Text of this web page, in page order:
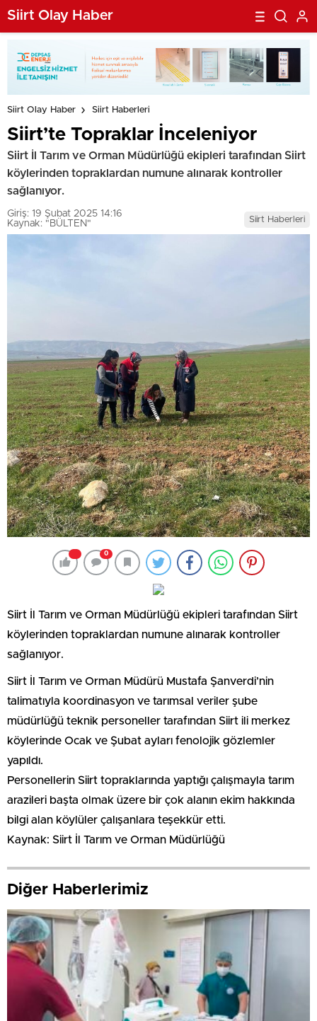
Siirt Olay Haber
Siirt Olay Haber Siirt Haberleri
Siirt’te Topraklar İnceleniyor
Siirt İl Tarım ve Orman Müdürlüğü ekipleri tarafından Siirt
köylerinden topraklardan numune alınarak kontroller
sağlanıyor.
Giriş: 19 Şubat 2025 14:16
Kaynak: "BÜLTEN"
Siirt Haberleri
0
Siirt İl Tarım ve Orman Müdürlüğü ekipleri tarafından Siirt
köylerinden topraklardan numune alınarak kontroller
sağlanıyor.
Siirt İl Tarım ve Orman Müdürü Mustafa Şanverdi’nin
talimatıyla koordinasyon ve tarımsal veriler şube
müdürlüğü teknik personeller tarafından Siirt ili merkez
köylerinde Ocak ve Şubat ayları fenolojik gözlemler
yapıldı.
Personellerin Siirt topraklarında yaptığı çalışmayla tarım
arazileri başta olmak üzere bir çok alanın ekim hakkında
bilgi alan köylüler çalışanlara teşekkür etti.
Kaynak: Siirt İl Tarım ve Orman Müdürlüğü
Diğer Haberlerimiz